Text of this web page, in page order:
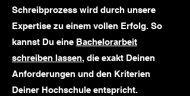
Schreibprozess wird durch unsere
Expertise zu einem vollen Erfolg. So
kannst Du eine Bachelorarbeit
schreiben lassen, die exakt Deinen
Anforderungen und den Kriterien
Deiner Hochschule entspricht.